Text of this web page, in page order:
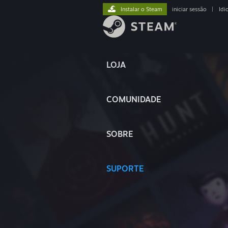
LOJA
COMUNIDADE
SOBRE
SUPORTE
Instalar o Steam iniciar sessão